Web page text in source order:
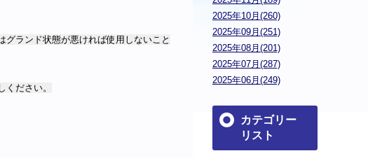
ランド状態が悪ければ使用しないこと
ださい。
2025年10月(260)
2025年09月(251)
2025年08月(201)
2025年07月(287)
2025年06月(249)
カテゴリー
リスト